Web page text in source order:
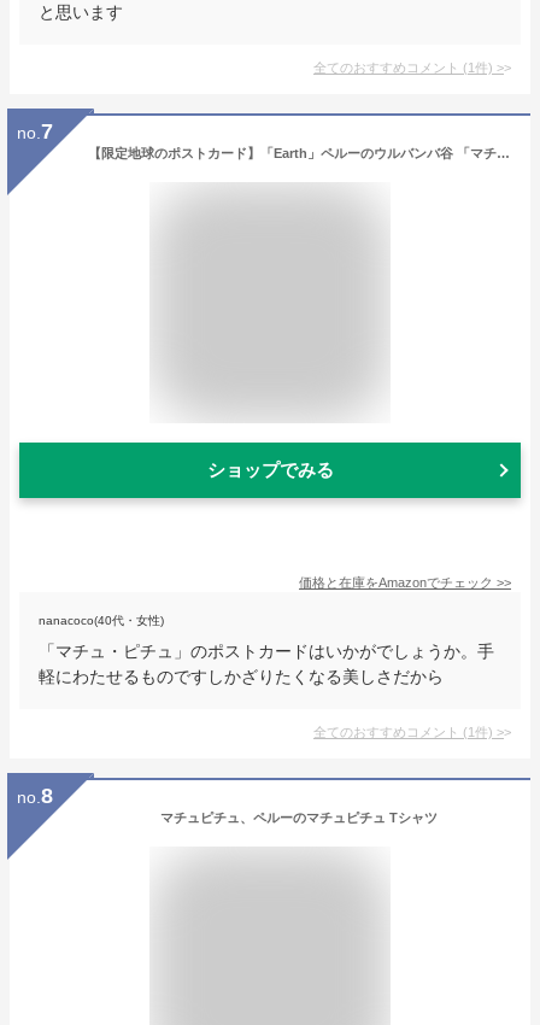
と思います
全てのおすすめコメント (1件) >
no. 7
【限定地球のポストカード】「Earth」ペルーのウルバンバ谷 「マチュ・ピチュ」の葉書はがきハガキ
ショップでみる
価格と在庫をAmazonでチェック >>
nanacoco(40代・女性)
「マチュ・ピチュ」のポストカードはいかがでしょうか。手
軽にわたせるものですしかざりたくなる美しさだから
全てのおすすめコメント (1件) >
no. 8
マチュピチュ、ペルーのマチュピチュ Tシャツ